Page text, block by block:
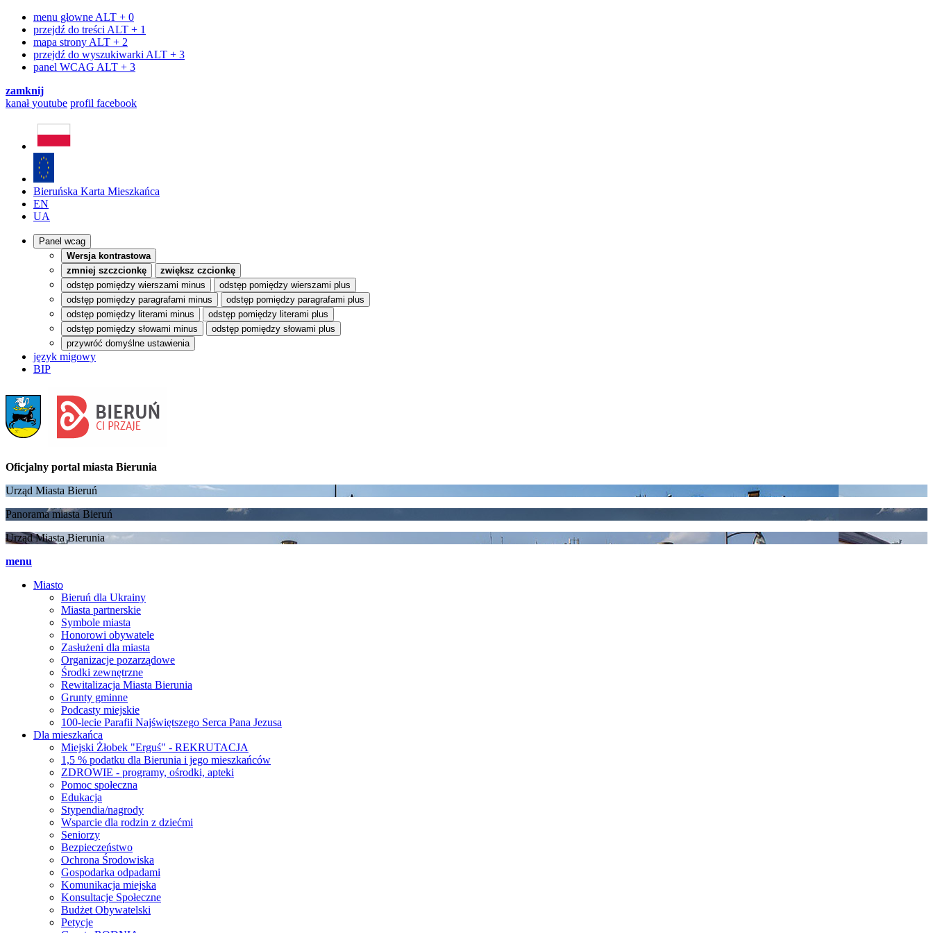
menu głowne ALT + 0
przejdź do treści ALT + 1
mapa strony ALT + 2
przejdź do wyszukiwarki ALT + 3
panel WCAG ALT + 3
zamknij
kanałyoutube profil facebook
Bieruńska Karta Mieszkańca
EN
UA
Panel wcag
Wersja kontrastowa
zmniej szczcionkę
zwiększ czcionkę
odstęp pomiędzy wierszami minus
odstęp pomiędzy wierszami plus
odstęp pomiędzy paragrafami minus
odstęp pomiędzy paragrafami plus
odstęp pomiędzy literami minus
odstęp pomiędzy literami plus
odstęp pomiędzy słowami minus
odstęp pomiędzy słowami plus
przywróć domyślne ustawienia
język migowy
BIP
Oficjalny portal miasta Bierunia
Urząd Miasta Bieruń
Panorama miasta Bieruń
Urząd Miasta Bierunia
menu
Miasto
Bieruń dla Ukrainy
Miasta partnerskie
Symbole miasta
Honorowi obywatele
Zasłużeni dla miasta
Organizacje pozarządowe
Środki zewnętrzne
Rewitalizacja Miasta Bierunia
Grunty gminne
Podcasty miejskie
100-lecie Parafii Najświętszego Serca Pana Jezusa
Dla mieszkańca
Miejski Żłobek "Erguś" - REKRUTACJA
1,5 % podatku dla Bierunia i jego mieszkańców
ZDROWIE - programy, ośrodki, apteki
Pomoc społeczna
Edukacja
Stypendia/nagrody
Wsparcie dla rodzin z dziećmi
Seniorzy
Bezpieczeństwo
Ochrona Środowiska
Gospodarka odpadami
Komunikacja miejska
Konsultacje Społeczne
Budżet Obywatelski
Petycje